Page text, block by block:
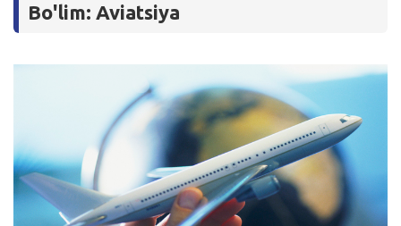
Tanlovlar
Yana
Bo'lim: Aviatsiya